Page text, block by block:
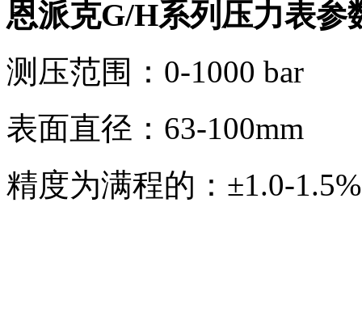
恩派克G/H系列压力表参
测压范围：0-1000 bar
表面直径：63-100mm
精度为满程的：±1.0-1.5%